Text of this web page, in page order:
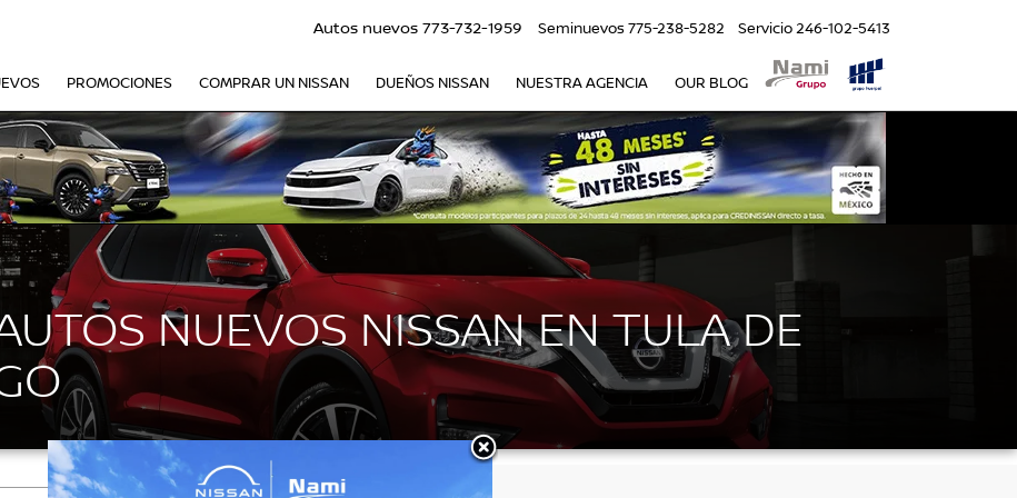
Autos nuevos 773-732-1959 Seminuevos775-238-5282 Servicio246-102-5413
PROMOCIONES COMPRAR UN NISSAN DUEÑOS NISSAN NUESTRA AGENCIA OUR BLOG
NUEVOS NISSAN EN TULA DE